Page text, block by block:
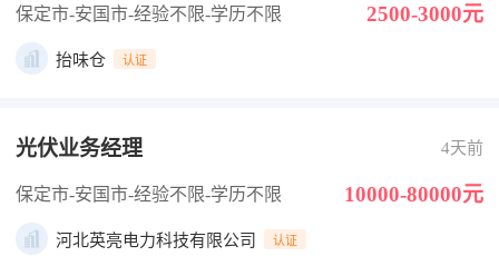
保定市-安国市-经验不限-学历不限 2500-3000元
抬味仓 认证
光伏业务经理 4天前
保定市-安国市-经验不限-学历不限 10000-80000元
河北英亮电力科技有限公司 认证